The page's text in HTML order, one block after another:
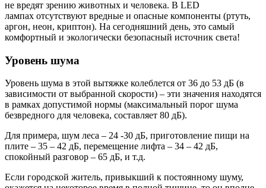
не вредят зрению животных и человека. В LED
лампах отсутствуют вредные и опасные компоненты (ртуть,
аргон, неон, криптон). На сегодняшний день, это самый
комфортный и экологически безопасный источник света!
Уровень шума
Уровень шума в этой вытяжке колеблется от 36 до 53 дБ (в
зависимости от выбранной скорости) – эти значения находятся
в рамках допустимой нормы (максимальный порог шума
безвредного для человека, составляет 80 дБ).
Для примера, шум леса – 24 -30 дБ, приготовление пищи на
плите – 35 – 42 дБ, перемещение лифта – 34 – 42 дБ,
спокойный разговор – 65 дБ, и т.д.
Если городской житель, привыкший к постоянному шуму,